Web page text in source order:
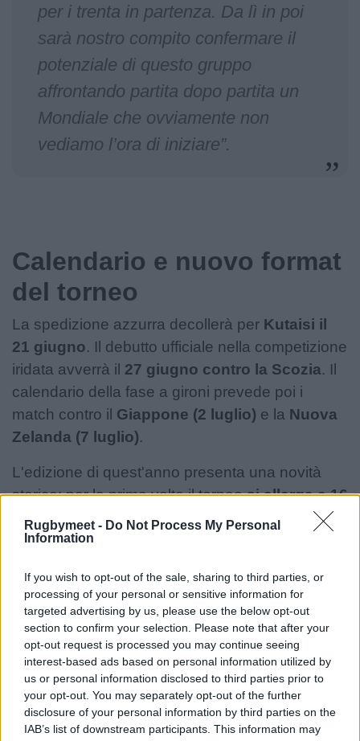
Rugbymeet - Do Not Process My Personal
Information
If you wish to opt-out of the sale, sharing to third parties, or
processing of your personal or sensitive information for
targeted advertising by us, please use the below opt-out
section to confirm your selection. Please note that after your
opt-out request is processed you may continue seeing
interest-based ads based on personal information utilized by
us or personal information disclosed to third parties prior to
your opt-out. You may separately opt-out of the further
disclosure of your personal information by third parties on the
IAB’s list of downstream participants. This information may
per i trenta in partenza. Da lì in poi
sarà nostro compito confermare il
potenziale di questo gruppo
affrontando partita dopo partita un
Mondiale che ovviamente non
vediamo l’ora di iniziare”.
Calendario e nuovo format
del torneo
La spedizione azzurra decollerà per Kutaisi il
21 giugno. Il debutto ufficiale nella competizione
iridata avverrà il 27 giugno contro la Scozia. Il
calendario della fase a gironi prevede poi i
match contro il Giappone (2 luglio) e la Nuova
Zelanda (7 luglio).
L'edizione di quest'anno presenta una novità
storica: per la prima volta il torneosi allarga a 16
squadre
. La seconda fase, determinata dai
piazzamenti dei gironi, decreterà attraverso i
ogni singola posizione dalla prima alla
sedicesima.